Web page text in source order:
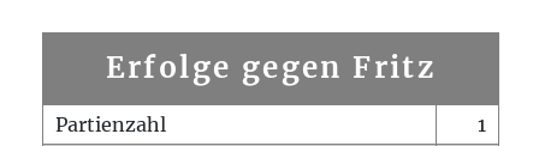
Erfolge gegen Fritz
Partienzahl
1